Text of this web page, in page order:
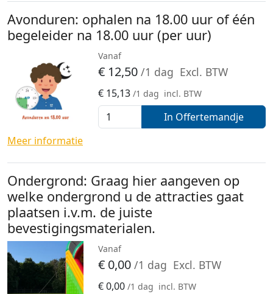
Avonduren: ophalen na 18.00 uur of één
begeleider na 18.00 uur (per uur)
Vanaf
€ 12,50 /1 dag Excl. BTW
€ 15,13 /1 dag incl. BTW
In Offertemandje
Meer informatie
Ondergrond: Graag hier aangeven op
welke ondergrond u de attracties gaat
plaatsen i.v.m. de juiste
bevestigingsmaterialen.
Vanaf
€ 0,00 /1 dag Excl. BTW
€0,00 /1 dag incl. BTW